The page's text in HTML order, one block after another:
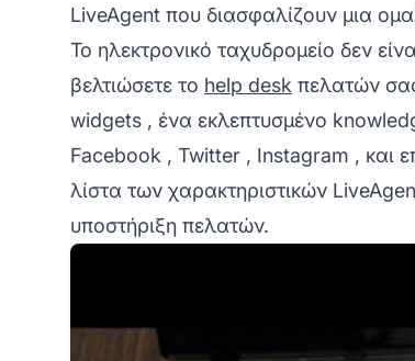
LiveAgent που διασφαλίζουν μια
Το ηλεκτρονικό ταχυδρομείο δεν
βελτιώσετε το help desk πελατών
widgets , ένα εκλεπτυσμένο
Facebook , Twitter , Instagram , και
λίστα των χαρακτηριστικών
υποστήριξη πελατών.